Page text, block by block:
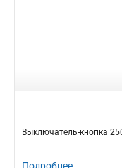
Выключатель-кнопка